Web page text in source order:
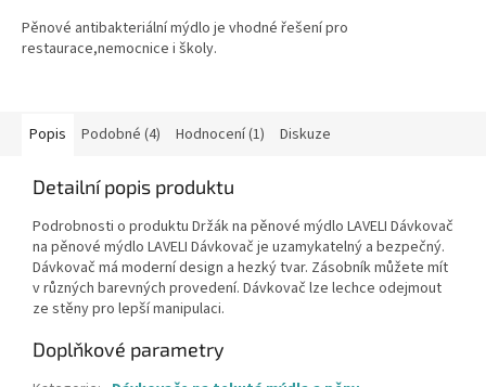
z
5
Pěnové antibakteriální mýdlo je vhodné řešení pro
restaurace,nemocnice i školy.
Popis Podobné (4) Hodnocení (1) Diskuze
Detailní popis produktu
Podrobnosti o produktu Držák na pěnové mýdlo LAVELI Dávkovač
na pěnové mýdlo LAVELI Dávkovač je uzamykatelný a bezpečný.
Dávkovač má moderní design a hezký tvar. Zásobník můžete mít
v různých barevných provedení. Dávkovač lze lechce odejmout
ze stěny pro lepší manipulaci.
Doplňkové parametry